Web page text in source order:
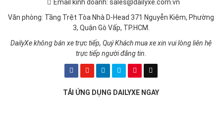
Email kinh doanh: sales@dailyxe.com.vn
Văn phòng: Tầng Trệt Tòa Nhà D-Head 371 Nguyễn Kiệm, Phường
3, Quận Gò Vấp, TP.HCM.
DailyXe không bán xe trực tiếp, Quý Khách mua xe xin vui lòng liên hệ
trực tiếp người đăng tin.
TẢI ỨNG DỤNG DAILYXE NGAY